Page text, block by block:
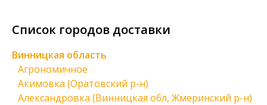
Список городов доставки
Винницкая область
Агрономичное
Акимовка (Оратовский р-н)
Александровка (Винницкая обл, Жмеринский р-н)